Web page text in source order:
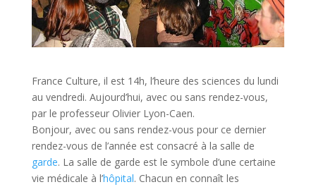
France Culture, il est 14h, l’heure des sciences du lundi
au vendredi. Aujourd’hui, avec ou sans rendez-vous,
par le professeur Olivier Lyon-Caen.
Bonjour, avec ou sans rendez-vous pour ce dernier
rendez-vous de l’année est consacré à la salle de
garde. La salle de garde est le symbole d’une certaine
vie médicale à l’hôpital. Chacun en connaît les